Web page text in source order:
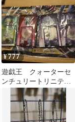
¥777
遊戯王 クォーターセ
ンチュリートリニテ
ィ 未開封 キーホル
ダー クリアカード4種